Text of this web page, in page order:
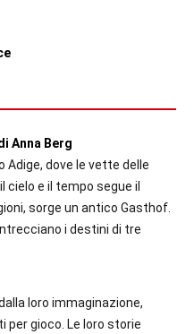
Anna Berg
Adige, dove le vette delle
cielo e il tempo segue il
sorge un antico Gasthof.
i destini di tre
loro immaginazione,
per gioco. Le loro storie